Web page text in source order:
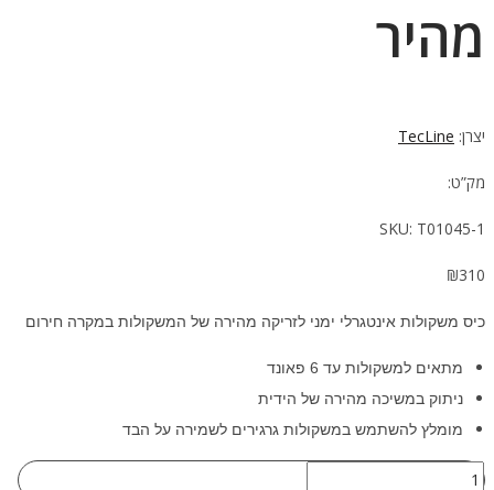
מהיר
יצרן: TecLine
מק”ט:
SKU: T01045-1
₪310
כיס משקולות אינטגרלי ימני לזריקה מהירה של המשקולות במקרה חירום
מתאים למשקולות עד 6 פאונד
ניתוק במשיכה מהירה של הידית
מומלץ להשתמש במשקולות גרגירים לשמירה על הבד
כמות